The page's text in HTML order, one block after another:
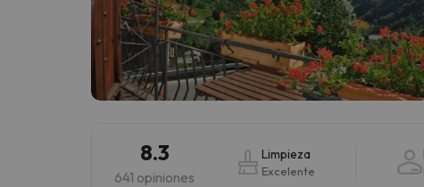
8.3
641 opiniones
Limpieza
Excelente